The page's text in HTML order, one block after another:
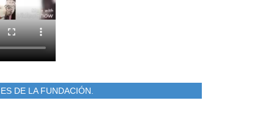
DE LA FUNDACIÓN.